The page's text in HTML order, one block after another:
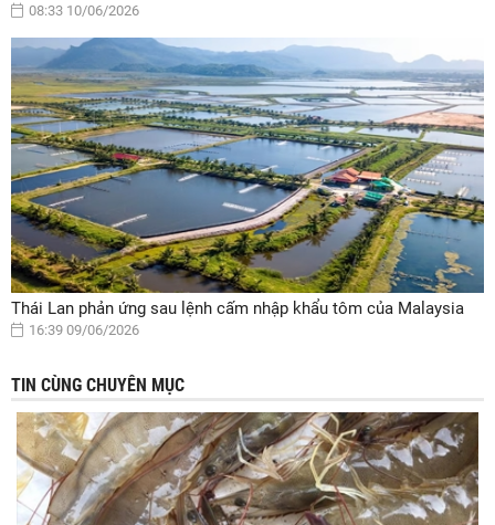
08:33 10/06/2026
Thái Lan phản ứng sau lệnh cấm nhập khẩu tôm của Malaysia
16:39 09/06/2026
TIN CÙNG CHUYÊN MỤC